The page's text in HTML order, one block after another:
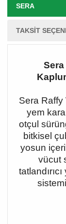
SERA
TAKSIT
Sera Raffy
yem
otçul
bitkisel
yosun
vücut